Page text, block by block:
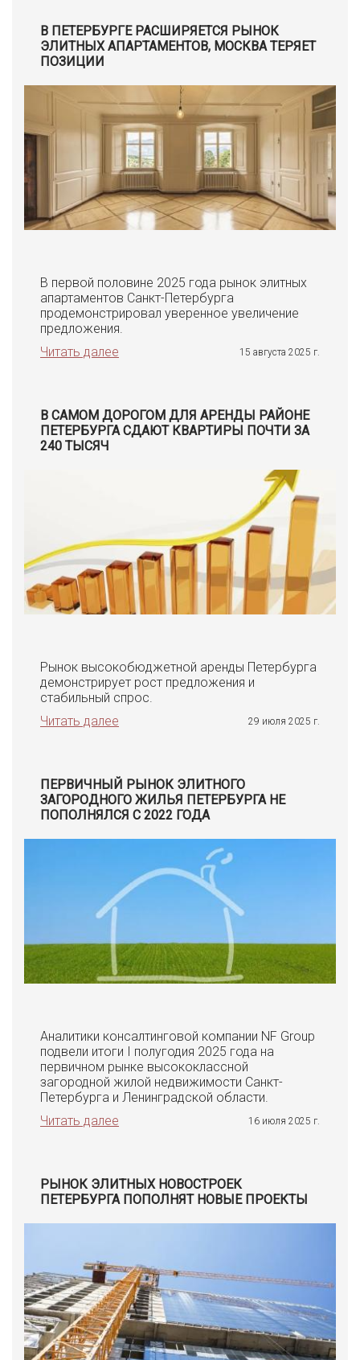
В ПЕТЕРБУРГЕ РАСШИРЯЕТСЯ РЫНОК
ЭЛИТНЫХ АПАРТАМЕНТОВ, МОСКВА ТЕРЯЕТ
ПОЗИЦИИ
В первой половине 2025 года рынок элитных
апартаментов Санкт-Петербурга
продемонстрировал уверенное увеличение
предложения.
Читать далее
15 августа 2025 г.
В САМОМ ДОРОГОМ ДЛЯ АРЕНДЫ РАЙОНЕ
ПЕТЕРБУРГА СДАЮТ КВАРТИРЫ ПОЧТИ ЗА
240 ТЫСЯЧ
Рынок высокобюджетной аренды Петербурга
демонстрирует рост предложения и
стабильный спрос.
Читать далее
29 июля 2025 г.
ПЕРВИЧНЫЙ РЫНОК ЭЛИТНОГО
ЗАГОРОДНОГО ЖИЛЬЯ ПЕТЕРБУРГА НЕ
ПОПОЛНЯЛСЯ С 2022 ГОДА
Аналитики консалтинговой компании NF Group
подвели итоги I полугодия 2025 года на
первичном рынке высококлассной
загородной жилой недвижимости Санкт-
Петербурга и Ленинградской области.
Читать далее
16 июля 2025 г.
РЫНОК ЭЛИТНЫХ НОВОСТРОЕК
ПЕТЕРБУРГА ПОПОЛНЯТ НОВЫЕ ПРОЕКТЫ